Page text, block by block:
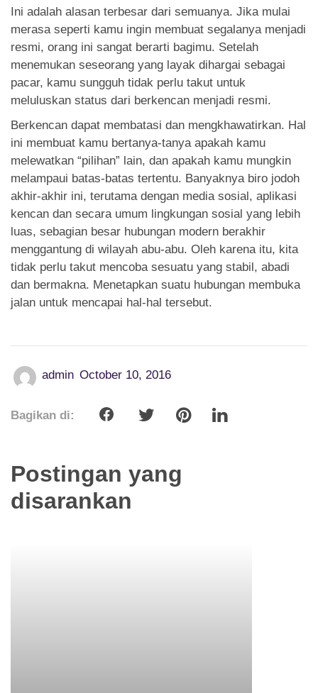
Ini adalah alasan terbesar dari semuanya. Jika mulai
merasa seperti kamu ingin membuat segalanya menjadi
resmi, orang ini sangat berarti bagimu. Setelah
menemukan seseorang yang layak dihargai sebagai
pacar, kamu sungguh tidak perlu takut untuk
meluluskan status dari berkencan menjadi resmi.
Berkencan dapat membatasi dan mengkhawatirkan. Hal
ini membuat kamu bertanya-tanya apakah kamu
melewatkan “pilihan” lain, dan apakah kamu mungkin
melampaui batas-batas tertentu. Banyaknya biro jodoh
akhir-akhir ini, terutama dengan media sosial, aplikasi
kencan dan secara umum lingkungan sosial yang lebih
luas, sebagian besar hubungan modern berakhir
menggantung di wilayah abu-abu. Oleh karena itu, kita
tidak perlu takut mencoba sesuatu yang stabil, abadi
dan bermakna. Menetapkan suatu hubungan membuka
jalan untuk mencapai hal-hal tersebut.
admin October 10, 2016
Bagikan di:
Postingan yang
disarankan